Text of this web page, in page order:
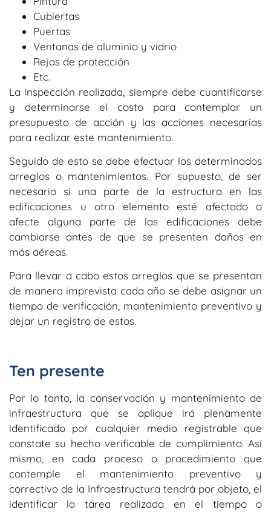
Cubiertas
Puertas
Ventanas de aluminio y vidrio
Rejas de protección
Etc.
La inspección realizada, siempre debe cuantificarse
y determinarse el costo para contemplar un
presupuesto de acción y las acciones necesarias
para realizar este mantenimiento.
Seguido de esto se debe efectuar los determinados
arreglos o mantenimientos. Por supuesto, de ser
necesario si una parte de la estructura en las
edificaciones u otro elemento esté afectado o
afecte alguna parte de las edificaciones debe
cambiarse antes de que se presenten daños en
más aéreas.
Para llevar a cabo estos arreglos que se presentan
de manera imprevista cada año se debe asignar un
tiempo de verificación, mantenimiento preventivo y
dejar un registro de estos.
Ten presente
Por lo tanto, la conservación y mantenimiento de
infraestructura que se aplique irá plenamente
identificado por cualquier medio registrable que
constate su hecho verificable de cumplimiento. Así
mismo, en cada proceso o procedimiento que
contemple el mantenimiento preventivo y
correctivo de la Infraestructura tendrá por objeto, el
identificar la tarea realizada en el tiempo o